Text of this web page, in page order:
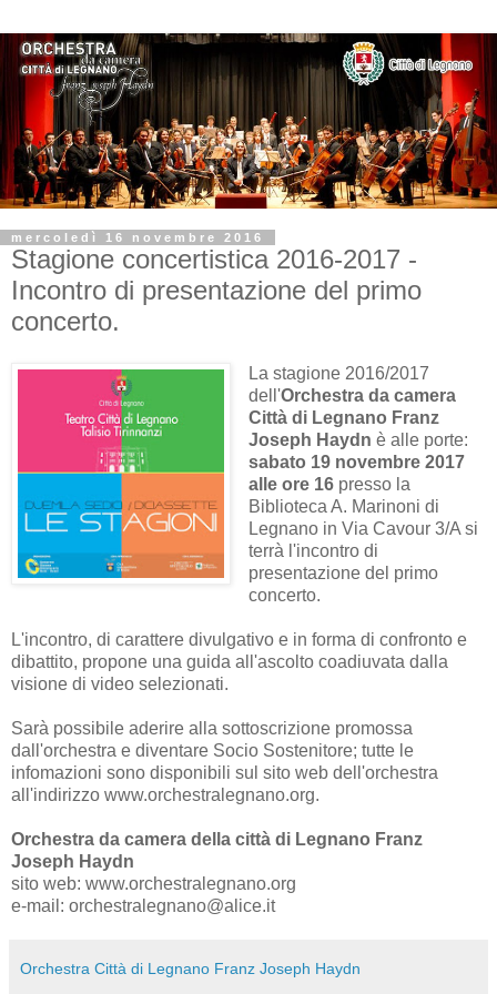
mercoledì 16 novembre 2016
Stagione concertistica 2016-2017 -
Incontro di presentazione del primo
concerto.
La stagione 2016/2017
dell'Orchestra da camera
Città di Legnano Franz
Joseph Haydn è alle porte:
sabato 19 novembre 2017
alle ore 16presso la
Biblioteca A. Marinoni di
Legnano in Via Cavour 3/A si
terrà l'incontro di
presentazione del primo
concerto.
L'incontro, di carattere divulgativo e in forma di confronto e
dibattito, propone una guida all'ascolto coadiuvata dalla
visione di video selezionati.
Sarà possibile aderire alla sottoscrizione promossa
dall'orchestra e diventare Socio Sostenitore; tutte le
infomazioni sono disponibili sul sito web dell'orchestra
all'indirizzo www.orchestralegnano.org.
Orchestra da camera della città di Legnano Franz
Joseph Haydn
sito web: www.orchestralegnano.org
e-mail: orchestralegnano@alice.it
Orchestra Città di Legnano Franz Joseph Haydn